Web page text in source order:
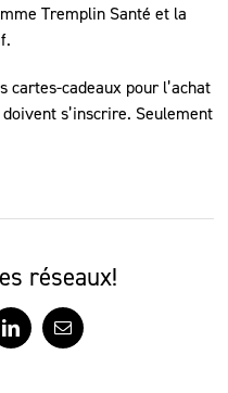
Tremplin Santé et la
cartes-cadeaux pour l’achat
s’inscrire. Seulement
réseaux!
LinkedInCourriel